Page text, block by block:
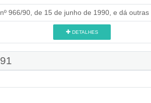
966/90, de 15 de junho de 1990, e dá outras
DETALHES